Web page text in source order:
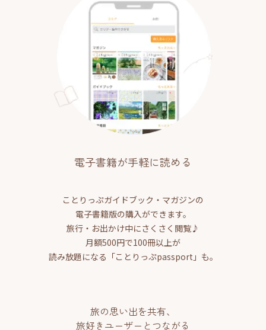
電子書籍が手軽に読める
ことりっぷガイドブック・マガジンの
電子書籍版の購入ができます。
旅行・お出かけ中にさくさく閲覧♪
月額500円で100冊以上が
読み放題になる「ことりっぷpassport」も。
旅の思い出を共有、
旅好きユーザーとつながる